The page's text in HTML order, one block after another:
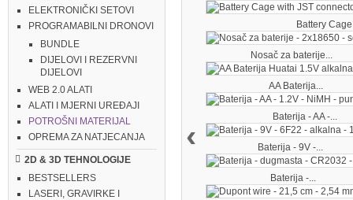
ELEKTRONIČKI SETOVI
PROGRAMABILNI DRONOVI
BUNDLE
DIJELOVI I REZERVNI
DIJELOVI
WEB 2.0 ALATI
ALATI I MJERNI UREĐAJI
POTROŠNI MATERIJAL
OPREMA ZA NATJECANJA
2D & 3D TEHNOLOGIJE
BESTSELLERS
LASERI, GRAVIRKE I
Battery
Nosač za baterije...
AA Baterija...
Baterija - AA -...
Baterija - 9V -...
Baterija -...
‹